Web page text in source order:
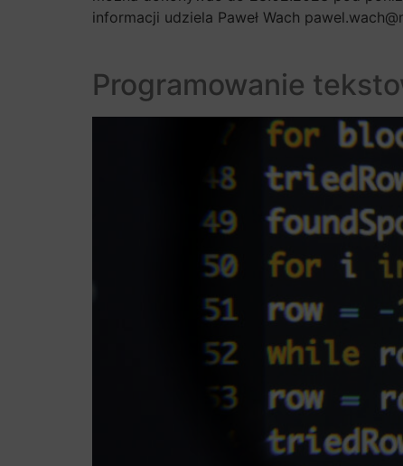
informacji udziela Paweł Wach
Programowanie